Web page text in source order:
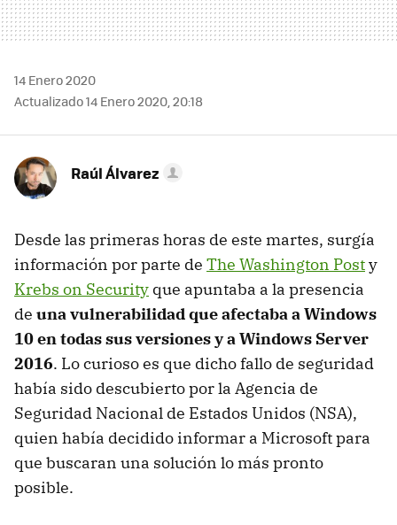
14 Enero 2020
Actualizado 14 Enero 2020, 20:18
Raúl Álvarez
Desde las primeras horas de este martes, surgía
información por parte de The Washington Posty
Krebs on Security que apuntaba a la presencia
de una vulnerabilidad que afectaba a Windows
10 en todas sus versiones y a Windows Server
2016. Lo curioso es que dicho fallo de seguridad
había sido descubierto por la Agencia de
Seguridad Nacional de Estados Unidos (NSA),
quien había decidido informar a Microsoft para
que buscaran una solución lo más pronto
posible.